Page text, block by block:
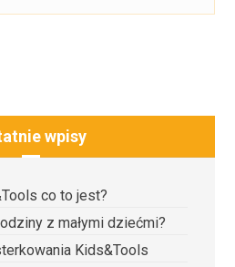
wpisy
co to jest?
z małymi dziećmi?
Kids&Tools